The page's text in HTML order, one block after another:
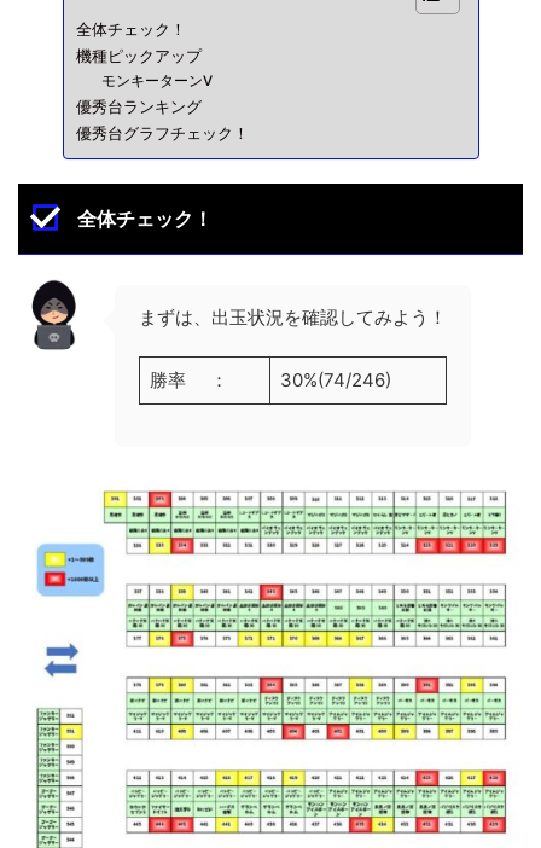
全体チェック！
機種ピックアップ
モンキーターンV
優秀台ランキング
優秀台グラフチェック！
全体チェック！
まずは、出玉状況を確認してみよう！
勝率 ： 30%(74/246)